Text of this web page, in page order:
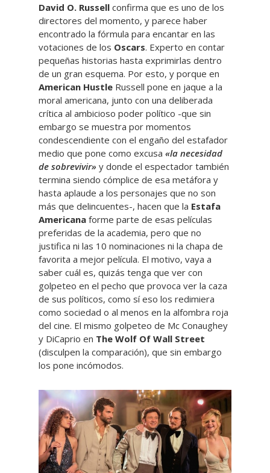
David O. Russell confirma que es uno de los
directores del momento, y parece haber
encontrado la fórmula para encantar en las
votaciones de los Oscars. Experto en contar
pequeñas historias hasta exprimirlas dentro
de un gran esquema. Por esto, y porque en
American Hustle Russell pone en jaque a la
moral americana, junto con una deliberada
crítica al ambicioso poder político -que sin
embargo se muestra por momentos
condescendiente con el engaño del estafador
medio que pone como excusa «la necesidad
de sobrevivir» y donde el espectador también
termina siendo cómplice de esa metáfora y
hasta aplaude a los personajes que no son
más que delincuentes-, hacen que la Estafa
Americana forme parte de esas películas
preferidas de la academia, pero que no
justifica ni las 10 nominaciones ni la chapa de
favorita a mejor película. El motivo, vaya a
saber cuál es, quizás tenga que ver con
golpeteo en el pecho que provoca ver la caza
de sus políticos, como sí eso los redimiera
como sociedad o al menos en la alfombra roja
del cine. El mismo golpeteo de Mc Conaughey
y DiCaprio en The Wolf Of Wall Street
(disculpen la comparación), que sin embargo
los pone incómodos.